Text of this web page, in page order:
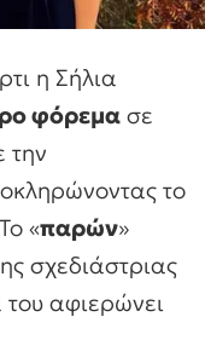
η Σήλια
φόρεμα σε
την
το
«παρών»
σχεδιάστριας
του αφιερώνει